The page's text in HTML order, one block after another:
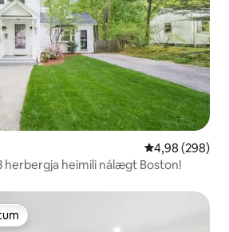
4,98 af 5 í
4,98 (298)
herbergja heimili nálægt Boston!